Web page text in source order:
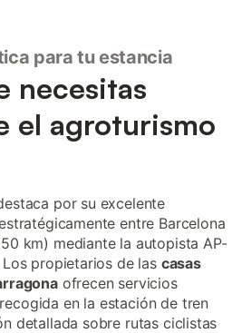
para tu estancia
necesitas
el agroturismo
por su excelente
entre Barcelona
km) mediante la autopista AP-
propietarios de las casas
ofrecen servicios
en la estación de tren
detallada sobre rutas ciclistas